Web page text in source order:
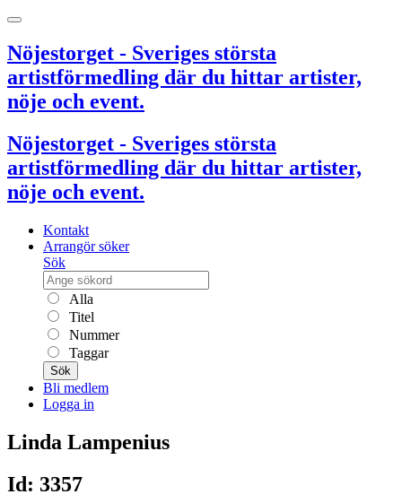
Nöjestorget - Sveriges största
artistförmedling där du hittar artister,
nöje och event.
Nöjestorget - Sveriges största
artistförmedling där du hittar artister,
nöje och event.
Kontakt
Arrangör söker
Sök
Alla
Titel
Nummer
Taggar
Sök
Bli medlem
Logga in
Linda Lampenius
Id: 3357